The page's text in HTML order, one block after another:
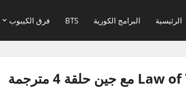
الرئيسية البرامج الكورية BTS فرق الكيبوب
برنامج Law of The Jungle مع جين حلقة 4 مترجمة